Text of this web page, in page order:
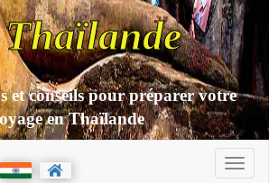
et conseils pour préparer votre
en Thaïlande